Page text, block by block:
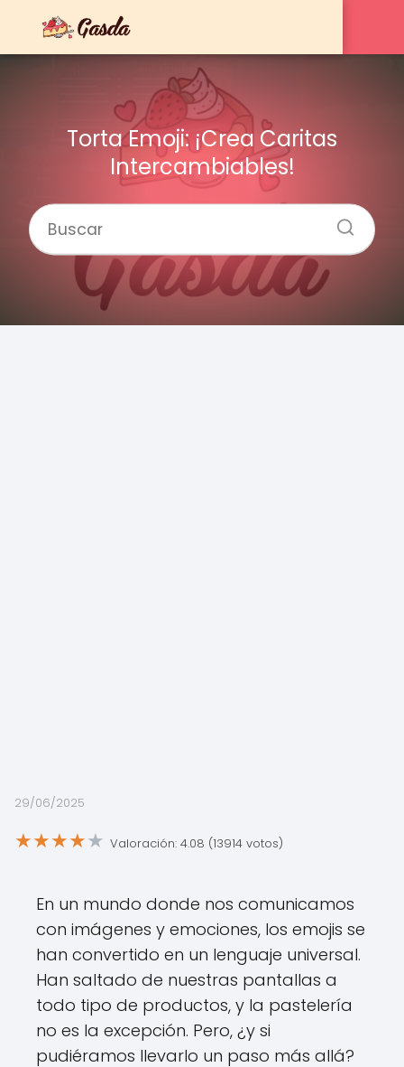
Torta Emoji: ¡Crea Caritas
Intercambiables!
29/06/2025
★★★★★ Valoración: 4.08 (13914 votos)
En un mundo donde nos comunicamos
con imágenes y emociones, los emojis se
han convertido en un lenguaje universal.
Han saltado de nuestras pantallas a
todo tipo de productos, y la pastelería
no es la excepción. Pero, ¿y si
pudiéramos llevarlo un paso más allá?